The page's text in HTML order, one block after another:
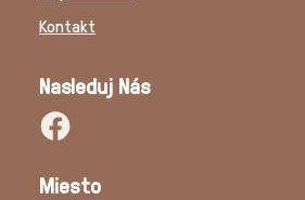
Mapa Stránok
Nasleduj Nás